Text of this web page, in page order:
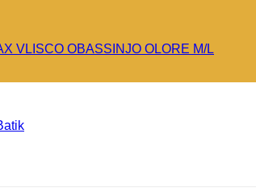
VLISCO OBASSINJO OLORE M/L